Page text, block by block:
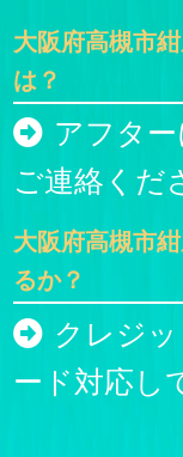
大阪府高槻市
は？
アフタ
ご連絡くだ
大阪府高槻市
るか？
クレジ
ード対応し